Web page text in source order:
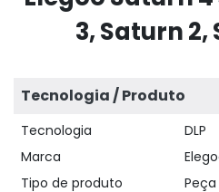
3, Saturn 2,
Tecnologia / Produto
Tecnologia
DLP
Marca
Tipo de produto